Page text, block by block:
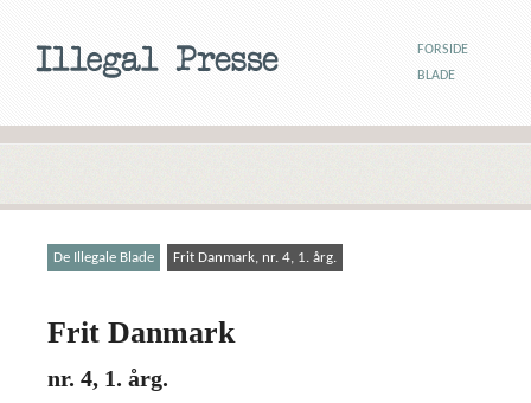
FORSIDE
BLADE
De Illegale Blade Frit Danmark, nr. 4, 1. årg.
Frit Danmark
nr. 4, 1. årg.